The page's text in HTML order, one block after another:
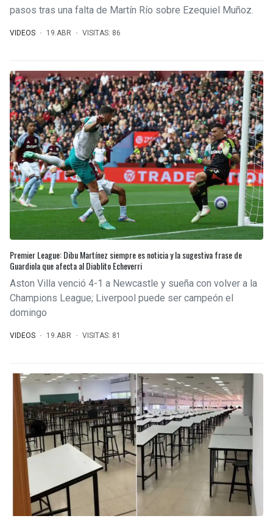
pasos tras una falta de Martín Río sobre Ezequiel Muñoz.
VIDEOS 19.ABR VISITAS: 86
Premier League: Dibu Martínez siempre es noticia y la sugestiva frase de
Guardiola que afecta al Diablito Echeverri
Aston Villa venció 4-1 a Newcastle y sueña con volver a la
Champions League; Liverpool puede ser campeón el
domingo
VIDEOS 19.ABR VISITAS: 81